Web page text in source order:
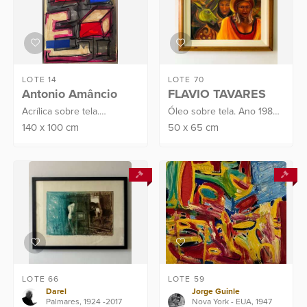
LOTE 14
Antonio Amâncio
Acrílica sobre tela.
Assinado C.I.D. e verso.
140x 100cm
LOTE 70
FLAVIO TAVARES
Óleo sobre tela. Ano 1984.
Assinado C.I.E
50 x65 cm
LOTE 66
Darel
Palmares, 1924 -2017
LOTE 59
Jorge Guinle
Nova York - EUA, 1947